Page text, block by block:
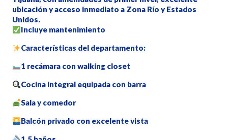
ubicación y acceso inmediato a Zona Río y Estados
Unidos.
Incluye mantenimiento
Características del departamento:
1 recámara con walking closet
Cocina integral equipada con barra
Sala y comedor
Balcón privado con excelente vista